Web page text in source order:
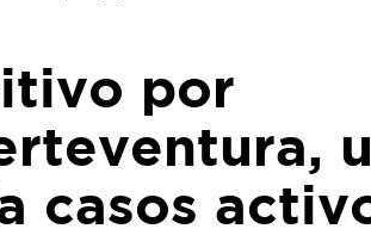
por
casos